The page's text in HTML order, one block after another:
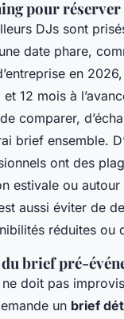
pour réserver
DJs sont
date phare,
en
12 mois à
comparer,
brief ensemble.
ont des
estivale ou
aussi éviter de
réduites ou
brief pré-
doit pas
un brief